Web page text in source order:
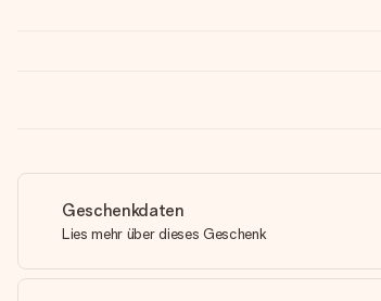
Geschenkdaten
Lies mehr über dieses Geschenk